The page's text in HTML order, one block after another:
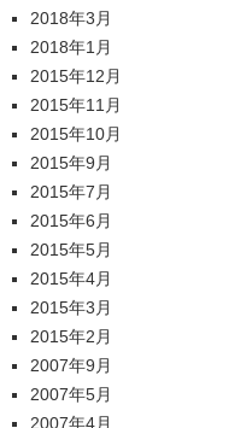
2018年3月
2018年1月
2015年12月
2015年11月
2015年10月
2015年9月
2015年7月
2015年6月
2015年5月
2015年4月
2015年3月
2015年2月
2007年9月
2007年5月
2007年4月